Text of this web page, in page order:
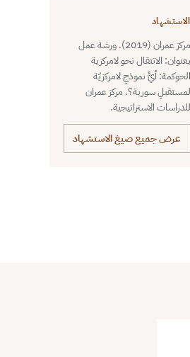
الاستشهاد
مركز عمران (2019). ورشة عمل
بعنوان: الانتقال نحو لامركزية
الحوكمة: أيُّ نموذجِ لامركزيّة
لمستقبلِ سورية؟. مركز عمران
للدراسات الاستراتيجية.
عرض جميع صيغ الاستشهاد